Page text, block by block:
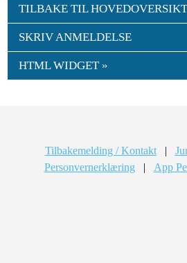
TILBAKE TIL
SKRIV ANMELDELSE
HTML WIDGET »
Tilbakemelding / Kontakt |
Personvernerklæring
| App